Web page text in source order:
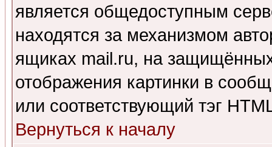
является общедоступным
находятся за механизмом
ящиках mail.ru, на
отображения картинки в
или соответствующий тэг
Вернуться к началу